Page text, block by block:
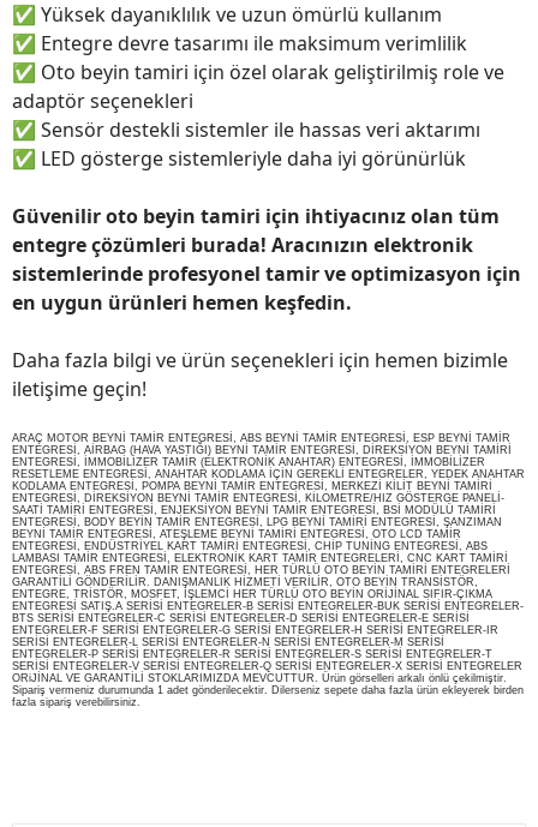
✅ Yüksek dayanıklılık ve uzun ömürlü kullanım
✅ Entegre devre tasarımı ile maksimum verimlilik
✅ Oto beyin tamiri için özel olarak geliştirilmiş role ve
adaptör seçenekleri
✅ Sensör destekli sistemler ile hassas veri aktarımı
✅ LED gösterge sistemleriyle daha iyi görünürlük
Güvenilir oto beyin tamiri için ihtiyacınız olan tüm
entegre çözümleri burada! Aracınızın elektronik
sistemlerinde profesyonel tamir ve optimizasyon için
en uygun ürünleri hemen keşfedin.
Daha fazla bilgi ve ürün seçenekleri için hemen bizimle
iletişime geçin!
ARAÇ MOTOR BEYNİ TAMİR ENTEGRESİ, ABS BEYNİ TAMİR ENTEGRESİ, ESP BEYNİ TAMİR
ENTEGRESİ, AİRBAG (HAVA YASTIĞI) BEYNİ TAMİR ENTEGRESİ, DİREKSİYON BEYNİ TAMİRİ
ENTEGRESİ, İMMOBİLİZER TAMİR (ELEKTRONİK ANAHTAR) ENTEGRESİ, İMMOBİLİZER
RESETLEME ENTEGRESİ, ANAHTAR KODLAMA İÇİN GEREKLİ ENTEGRELER, YEDEK ANAHTAR
KODLAMA ENTEGRESİ, POMPA BEYNİ TAMİR ENTEGRESİ, MERKEZİ KİLİT BEYNİ TAMİRİ
ENTEGRESİ, DİREKSİYON BEYNİ TAMİR ENTEGRESİ, KİLOMETRE/HIZ GÖSTERGE PANELİ-
SAATİ TAMİRİ ENTEGRESİ, ENJEKSİYON BEYNİ TAMİR ENTEGRESİ, BSİ MODÜLÜ TAMİRİ
ENTEGRESİ, BODY BEYİN TAMİR ENTEGRESİ, LPG BEYNİ TAMİRİ ENTEGRESİ, ŞANZIMAN
BEYNİ TAMİR ENTEGRESİ, ATEŞLEME BEYNİ TAMİRİ ENTEGRESİ, OTO LCD TAMİR
ENTEGRESİ, ENDÜSTRİYEL KART TAMİRİ ENTEGRESİ, CHİP TUNİNG ENTEGRESİ, ABS
LAMBASI TAMİR ENTEGRESİ, ELEKTRONİK KART TAMİR ENTEGRELERİ, CNC KART TAMİRİ
ENTEGRESİ, ABS FREN TAMİR ENTEGRESİ, HER TÜRLÜ OTO BEYİN TAMİRİ ENTEGRELERİ
GARANTİLİ GÖNDERİLİR. DANIŞMANLIK HİZMETİ VERİLİR, OTO BEYİN TRANSİSTÖR,
ENTEGRE, TRİSTÖR, MOSFET, İŞLEMCİ HER TÜRLÜ OTO BEYİN ORİJİNAL SIFIR-ÇIKMA
ENTEGRESİ SATIŞ.A SERİSİ ENTEGRELER-B SERİSİ ENTEGRELER-BUK SERİSİ ENTEGRELER-
BTS SERİSİ ENTEGRELER-C SERİSİ ENTEGRELER-D SERİSİ ENTEGRELER-E SERİSİ
ENTEGRELER-F SERİSİ ENTEGRELER-G SERİSİ ENTEGRELER-H SERİSİ ENTEGRELER-IR
SERİSİ ENTEGRELER-L SERİSİ ENTEGRELER-N SERİSİ ENTEGRELER-M SERİSİ
ENTEGRELER-P SERİSİ ENTEGRELER-R SERİSİ ENTEGRELER-S SERİSİ ENTEGRELER-T
SERİSİ ENTEGRELER-V SERİSİ ENTEGRELER-Q SERİSİ ENTEGRELER-X SERİSİ ENTEGRELER
ORiJİNAL VE GARANTİLİ STOKLARIMIZDA MEVCUTTUR. Ürün görselleri arkalı önlü çekilmiştir.
Sipariş vermeniz durumunda 1 adet gönderilecektir. Dilerseniz sepete daha fazla ürün ekleyerek birden
fazla sipariş verebilirsiniz.